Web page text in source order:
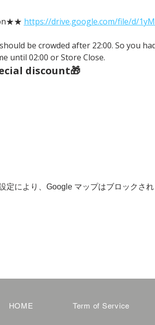
https://drive.google.com/file/d/
be crowded after 22:00. So you
until 02:00 or Store Close.
discount🎁
定により、Google マップはブロックされ
HOME Term of Service